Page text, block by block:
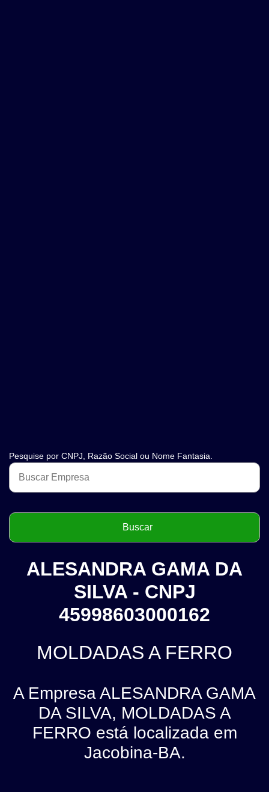
Pesquise por CNPJ, Razão Social ou Nome Fantasia.
ALESANDRA GAMA DA
SILVA - CNPJ
45998603000162
MOLDADAS A FERRO
A Empresa ALESANDRA GAMA
DA SILVA, MOLDADAS A
FERRO está localizada em
Jacobina-BA.